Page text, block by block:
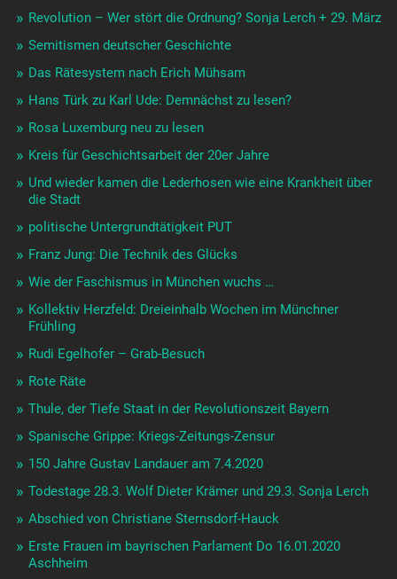
Revolution – Wer stört die Ordnung? Sonja Lerch + 29. März
Semitismen deutscher Geschichte
Das Rätesystem nach Erich Mühsam
Hans Türk zu Karl Ude: Demnächst zu lesen?
Rosa Luxemburg neu zu lesen
Kreis für Geschichtsarbeit der 20er Jahre
Und wieder kamen die Lederhosen wie eine Krankheit über
die Stadt
politische Untergrundtätigkeit PUT
Franz Jung: Die Technik des Glücks
Wie der Faschismus in München wuchs …
Kollektiv Herzfeld: Dreieinhalb Wochen im Münchner
Frühling
Rudi Egelhofer – Grab-Besuch
Rote Räte
Thule, der Tiefe Staat in der Revolutionszeit Bayern
Spanische Grippe: Kriegs-Zeitungs-Zensur
150 Jahre Gustav Landauer am 7.4.2020
Todestage 28.3. Wolf Dieter Krämer und 29.3. Sonja Lerch
Abschied von Christiane Sternsdorf-Hauck
Erste Frauen im bayrischen Parlament Do 16.01.2020
Aschheim